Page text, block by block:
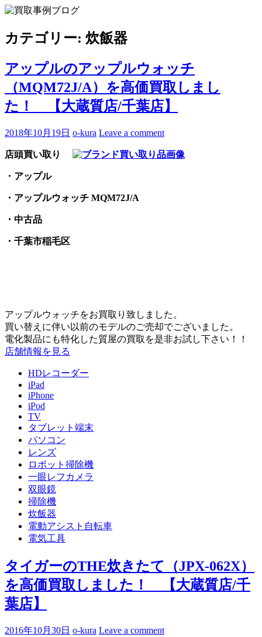
Skip
content
ポイントや高額買取のコツをお知らせします。
カテゴリー: 炊飯器
アップルのアップルウォッチ
（MQM72J/A）を高価買取しまし
た！ 【大蔵質店/千葉店】
2018年10月19日 o-kura Leave a comment
店頭買い取り
・アップル
・アップルウォッチ MQM72J/A
・中古品
・千葉市稲毛区
アップルウォッチをお買取り致しました。
買い替えに伴い以前のモデルのご売却でございました。
電化製品にも特化した質屋の買取を是非お試し下さい！！
店舗情報を見る
HDレコーダー
iPad
iPhone
iPod
TV
タブレット端末
パソコン
レンズ
ロボット掃除機
一眼レフカメラ
双眼鏡
掃除機
炊飯器
電動アシスト自転車
電気工具
タイガーのTHE炊きたて（JPX-062X）
を高価買取しました！ 【大蔵質店/千
葉店】
2016年10月30日 o-kura Leave a comment